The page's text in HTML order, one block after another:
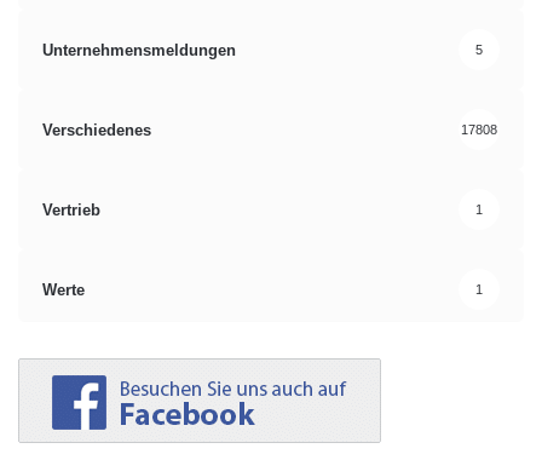
Unternehmensmeldungen 5
Verschiedenes 17808
Vertrieb 1
Werte 1